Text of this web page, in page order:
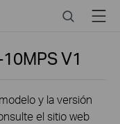
SearchMenu
V1
y la versión
el sitio web